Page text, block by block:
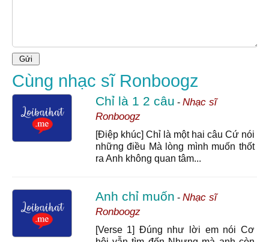
Cùng nhạc sĩ Ronboogz
Chỉ là 1 2 câu - Nhạc sĩ
Ronboogz
[Điệp khúc] Chỉ là một hai câu Cứ nói
những điều Mà lòng mình muốn thốt
ra Anh không quan tâm...
Anh chỉ muốn - Nhạc sĩ
Ronboogz
[Verse 1] Đúng như lời em nói Cơ